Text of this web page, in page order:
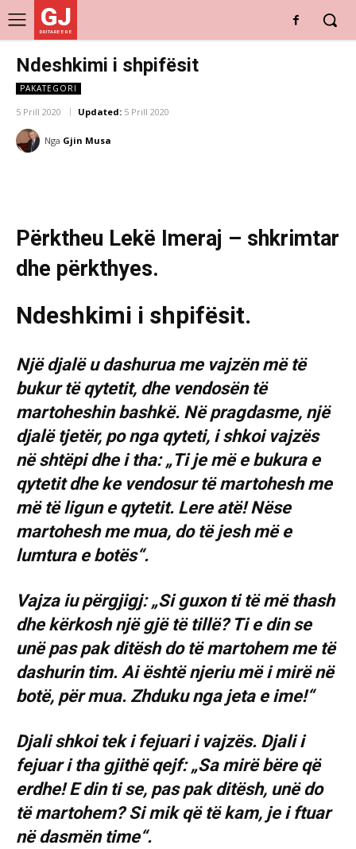
GJ
DRITARE E RE
Ndeshkimi i shpifësit
PAKATEGORI
5 Prill 2020 Updated: 5 Prill 2020
Nga Gjin Musa
Përktheu Lekë Imeraj – shkrimtar
dhe përkthyes.
Ndeshkimi i shpifësit.
Një djalë u dashurua me vajzën më të
bukur të qytetit, dhe vendosën të
martoheshin bashkë. Në pragdasme, një
djalë tjetër, po nga qyteti, i shkoi vajzës
në shtëpi dhe i tha: „Ti je më e bukura e
qytetit dhe ke vendosur të martohesh me
më të ligun e qytetit. Lere atë! Nëse
martohesh me mua, do të jesh më e
lumtura e botës“.
Vajza iu përgjigj: „Si guxon ti të më thash
dhe kërkosh një gjë të tillë? Ti e din se
unë pas pak ditësh do të martohem me të
dashurin tim. Ai është njeriu më i mirë në
botë, për mua. Zhduku nga jeta e ime!“
Djali shkoi tek i fejuari i vajzës. Djali i
fejuar i tha gjithë qejf: „Sa mirë bëre që
erdhe! E din ti se, pas pak ditësh, unë do
të martohem? Si mik që të kam, je i ftuar
në dasmën time“.